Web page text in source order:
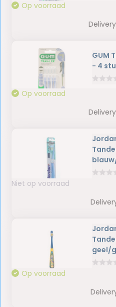
Op voorraad
GUM
- 4
Op voorraad
Niet op voorraad
geel/
Op voorraad